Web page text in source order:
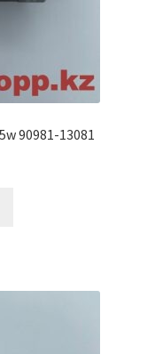
90981-13081